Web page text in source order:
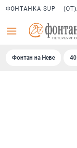
ФОНТАНКА SUP
Фонтан на Неве